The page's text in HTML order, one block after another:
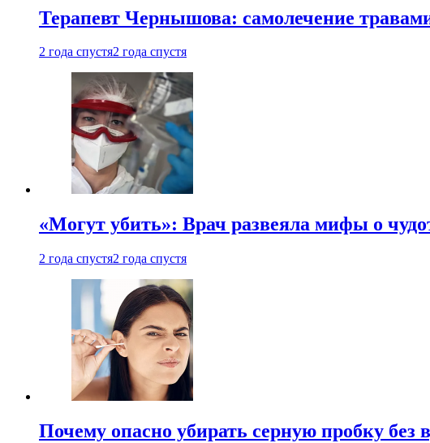
Терапевт Чернышова: самолечение
2 года спустя2 года спустя
«Могут убить»: Врач развеяла мифы о
2 года спустя2 года спустя
Почему опасно убирать серную пробку без